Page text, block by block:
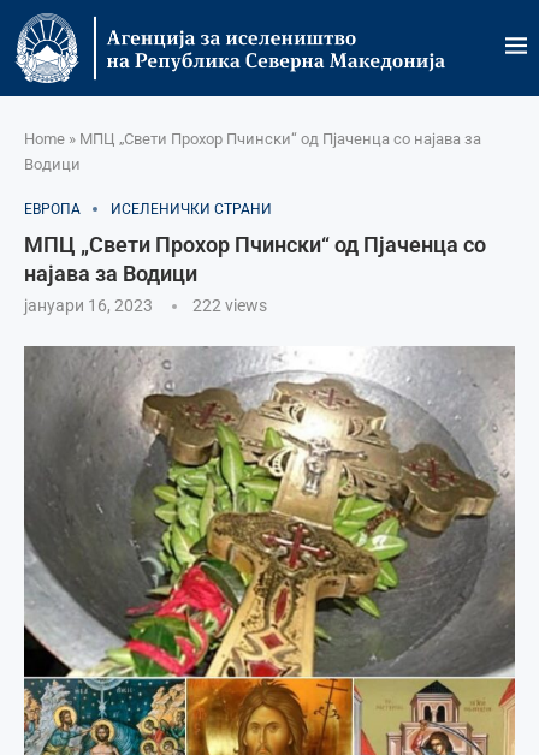
Home » МПЦ „Свети Прохор Пчински“ од Пјаченца со најава за
Водици
ЕВРОПА ИСЕЛЕНИЧКИ СТРАНИ
МПЦ „Свети Прохор Пчински“ од Пјаченца со
најава за Водици
јануари 16, 2023 222 views